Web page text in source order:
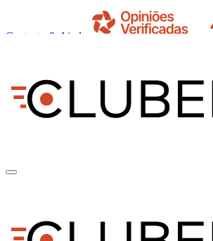
Contacto & Ajuda